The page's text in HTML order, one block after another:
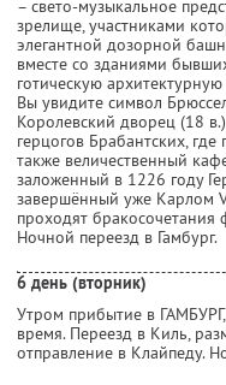
– свето-музыкальное
зрелище, участниками
элегантной дозорной
вместе со зданиями
готическую
Вы увидите символ
Королевский дворец (18
герцогов Брабантских,
также величественный
заложенный в 1226 году
завершённый уже Карлом
проходят
Ночной переезд в Гамбург.
6 день (вторник)
Утром прибытие в
время. Переезд в Киль,
отправление в Клайпеду.